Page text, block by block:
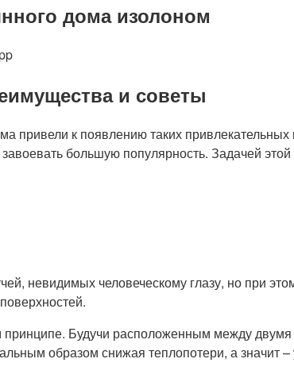
дома изолоном
и советы
привели к появлению таких
большую популярность. Задачей
невидимых человеческому глазу, но при
Будучи расположенным между
образом снижая теплопотери, а значит